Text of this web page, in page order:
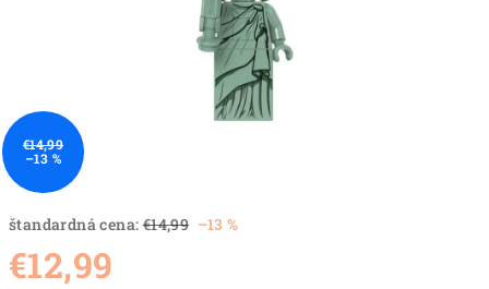
štandardná cena: €14,99 –13 %
€12,99
€14,99
–13 %